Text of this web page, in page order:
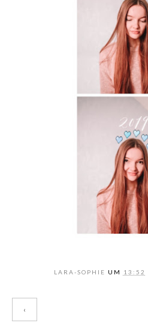
LARA-SOPHIE UM 13:52
‹